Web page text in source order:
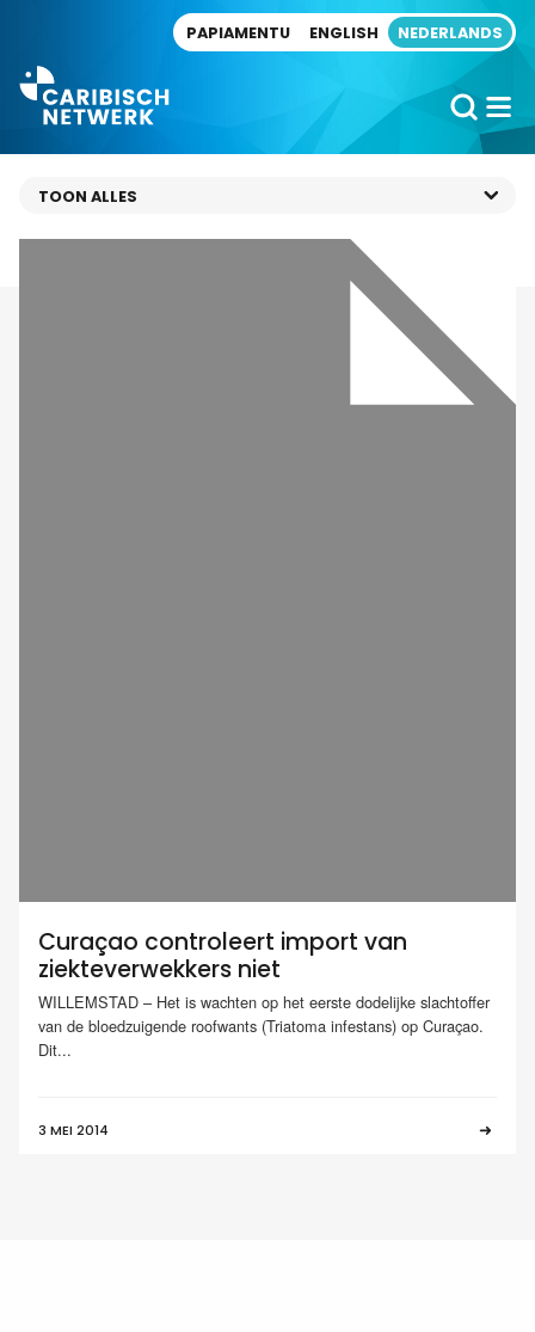
PAPIAMENTU ENGLISH NEDERLANDS
Curaçao controleert import van
ziekteverwekkers niet
WILLEMSTAD – Het is wachten op het eerste dodelijke slachtoffer
van de bloedzuigende roofwants (Triatoma infestans) op Curaçao.
Dit...
3 MEI 2014